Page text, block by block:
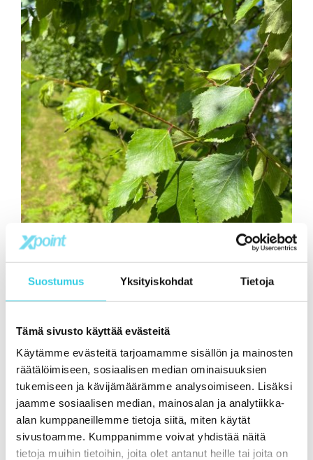
Suostumus Yksityiskohdat Tietoja
Tämä sivusto käyttää evästeitä
Käytämme evästeitä tarjoamamme sisällön ja mainosten
räätälöimiseen, sosiaalisen median ominaisuuksien
tukemiseen ja kävijämäärämme analysoimiseen. Lisäksi
jaamme sosiaalisen median, mainosalan ja analytiikka-
alan kumppaneillemme tietoja siitä, miten käytät
sivustoamme. Kumppanimme voivat yhdistää näitä
tietoja muihin tietoihin, joita olet antanut heille tai joita on
Xpoint International Oy on kesälomalla20.7.2026 –
maanantaina 3.8.2026.
Toivotamme kaikille asiakkaillemme hyvää ja rentouttavaa
kesää.
Xpoint International Oy on vuonna 2005 perustettu
kansainvälisen hankinnan asiantuntija. Toiminta-
ajatuksemme on tuottaa globaalien